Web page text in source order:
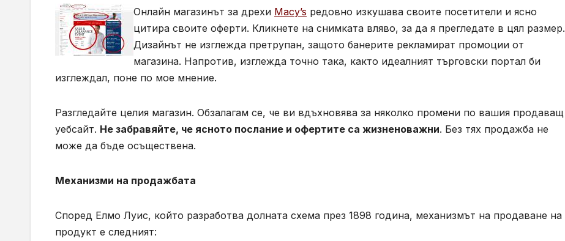
Онлайн магазинът за дрехи Macy’s редовно изкушава своите посетители и ясно
цитира своите оферти. Кликнете на снимката вляво, за да я прегледате в цял размер.
Дизайнът не изглежда претрупан, защото банерите рекламират промоции от
магазина. Напротив, изглежда точно така, както идеалният търговски портал би
изглеждал, поне по мое мнение.
Разгледайте целия магазин. Обзалагам се, че ви вдъхновява за няколко промени по вашия продаващ
уебсайт. Не забравяйте, че ясното послание и офертите са жизненоважни. Без тях продажба не
може да бъде осъществена.
Механизми на продажбата
Според Елмо Луис, който разработва долната схема през 1898 година, механизмът на продаване на
продукт е следният: